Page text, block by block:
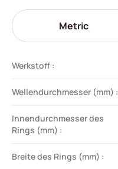
Metric
Werkstoff :
Wellendurchmesser (mm) :
Innendurchmesser des
Rings (mm) :
Breite des Rings (mm) :